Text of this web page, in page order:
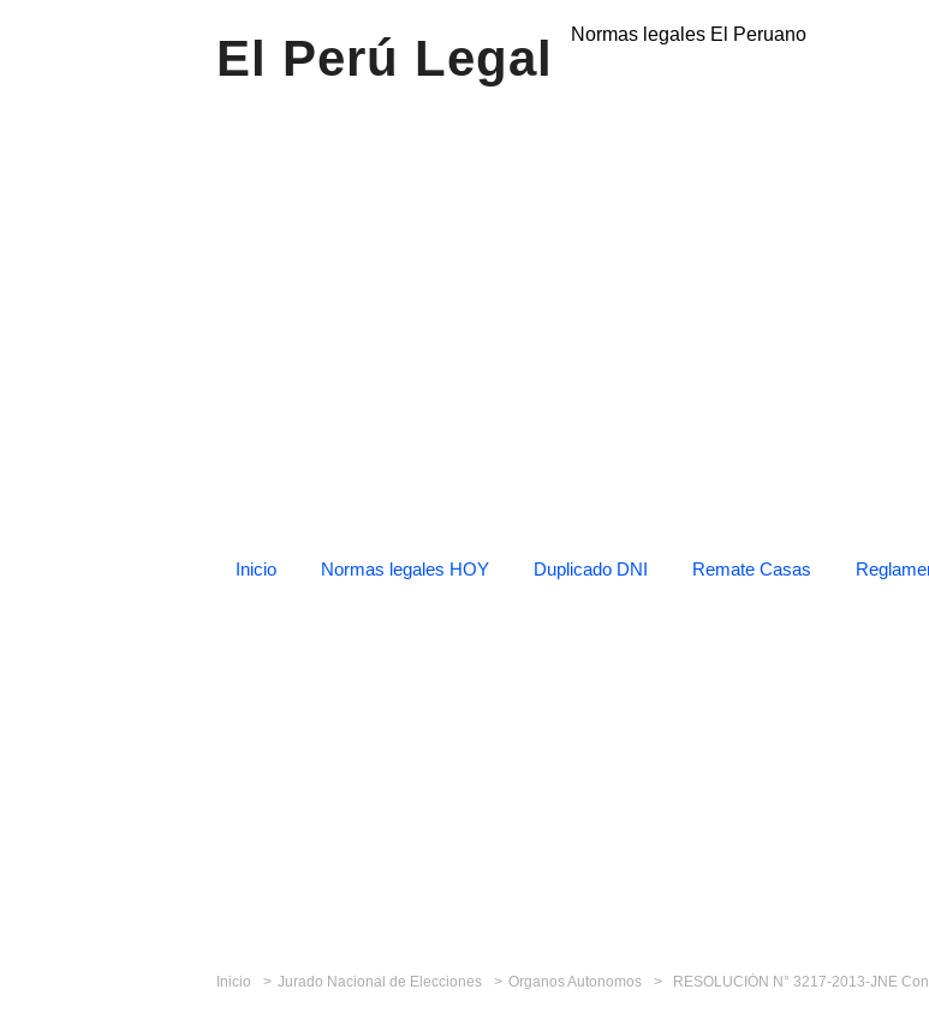
El Perú Legal Normas legales El Peruano
Inicio Normas legales HOY Duplicado DNI Remate Casas
Inicio Jurado Nacional de Elecciones Organos Autonomos RESOLUCIÓN N° 3217-2013-JNE Convocan a ciudadana para que asuma cargo de